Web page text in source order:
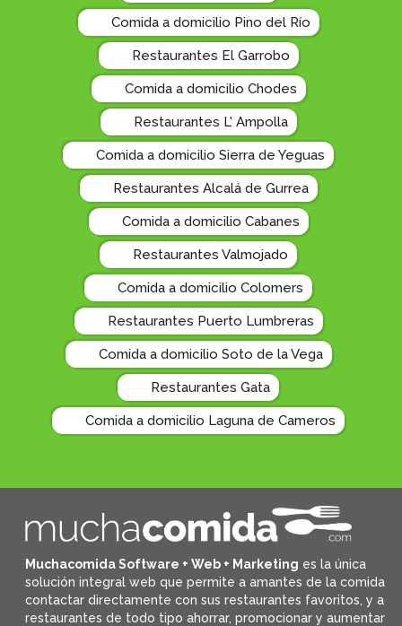
Comida a domicilio Pino del Río
Restaurantes El Garrobo
Comida a domicilio Chodes
Restaurantes L' Ampolla
Comida a domicilio Sierra de Yeguas
Restaurantes Alcalá de Gurrea
Comida a domicilio Cabanes
Restaurantes Valmojado
Comida a domicilio Colomers
Restaurantes Puerto Lumbreras
Comida a domicilio Soto de la Vega
Restaurantes Gata
Comida a domicilio Laguna de Cameros
Muchacomida Software + Web + Marketing es la única
solución integral web que permite a amantes de la comida
contactar directamente con sus restaurantes favoritos, ya
restaurantes de todo tipo ahorrar, promocionar y aumentar